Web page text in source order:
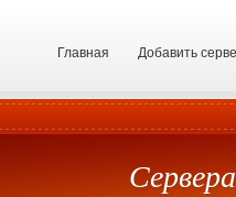
Главная Добавить